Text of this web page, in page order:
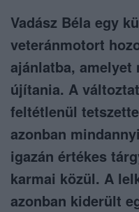
Vadász Béla egy
veteránmotort
ajánlatba,
újítania. A
feltétlenül
azonban
igazán értékes
karmai közül. A
azonban kiderült